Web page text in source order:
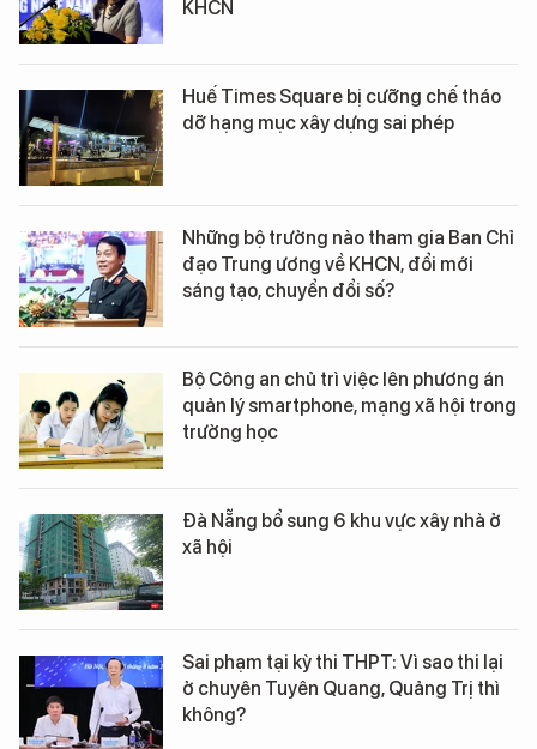
KHCN
Huế Times Square bị cưỡng chế tháo
dỡ hạng mục xây dựng sai phép
Những bộ trưởng nào tham gia Ban Chỉ
đạo Trung ương về KHCN, đổi mới
sáng tạo, chuyển đổi số?
Bộ Công an chủ trì việc lên phương án
quản lý smartphone, mạng xã hội trong
trường học
Đà Nẵng bổ sung 6 khu vực xây nhà ở
xã hội
Sai phạm tại kỳ thi THPT: Vì sao thi lại
ở chuyên Tuyên Quang, Quảng Trị thì
không?